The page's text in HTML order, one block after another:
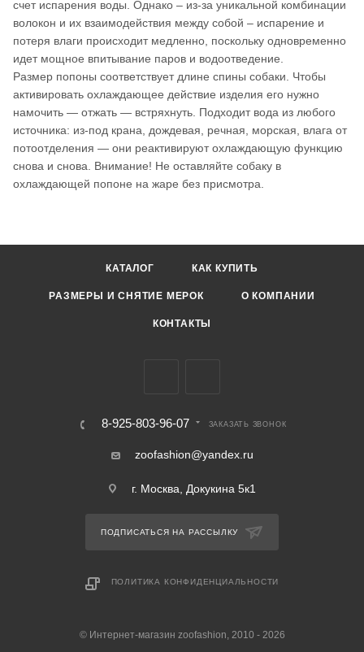
счет испарения воды. Однако – из-за уникальной комбинации
волокон и их взаимодействия между собой – испарение и
потеря влаги происходит медленно, поскольку одновременно
идет мощное впитывание паров и водоотведение.
Размер попоны соответствует длине спины собаки. Чтобы
активировать охлаждающее действие изделия его нужно
намочить ― отжать ― встряхнуть. Подходит вода из любого
источника: из-под крана, дождевая, речная, морская, влага от
потоотделения ― они реактивируют охлаждающую функцию
снова и снова. Внимание! Не оставляйте собаку в
охлаждающей попоне на жаре без присмотра.
КАТАЛОГ КАК КУПИТЬ
РАЗМЕРЫ И СНЯТИЕ МЕРОК О КОМПАНИИ
КОНТАКТЫ
8-925-803-96-07 ЗАКАЗАТЬ ЗВОНОК
zoofashion@yandex.ru
г. Москва, Докукина 5к1
ПОДПИСАТЬСЯ НА РАССЫЛКУ
ПОЛИТИКА КОНФИДЕНЦИАЛЬНОСТИ
© Интернет-магазин zoofashion, 2010 - 2026